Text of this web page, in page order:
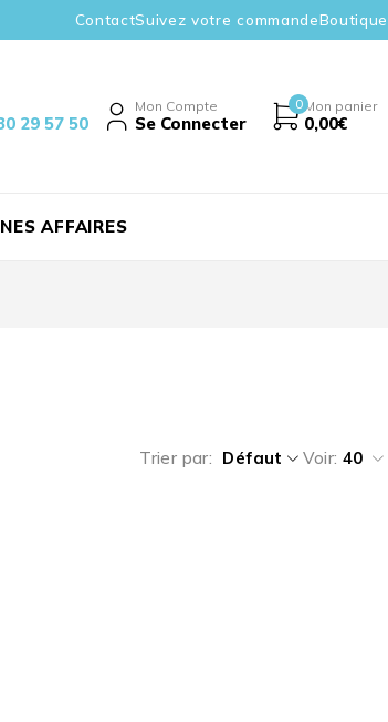
ContactSuivez votre commandeBoutique
29 57 50
Mon Compte
Se Connecter
0 Mon panier
0,00€
AFFAIRES
Trier par Défaut Voir: 40